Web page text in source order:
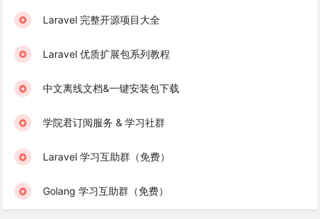
Laravel 完整开源项目大全
Laravel 优质扩展包系列教程
中文离线文档&一键安装包下载
学院君订阅服务 & 学习社群
Laravel 学习互助群（免费）
Golang 学习互助群（免费）